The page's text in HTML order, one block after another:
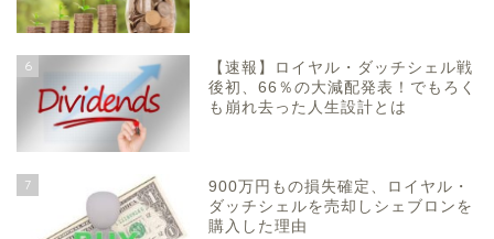
6
【速報】ロイヤル・ダッチシェル戦
後初、66％の大減配発表！でもろく
も崩れ去った人生設計とは
7
900万円もの損失確定、ロイヤル・
ダッチシェルを売却しシェブロンを
購入した理由